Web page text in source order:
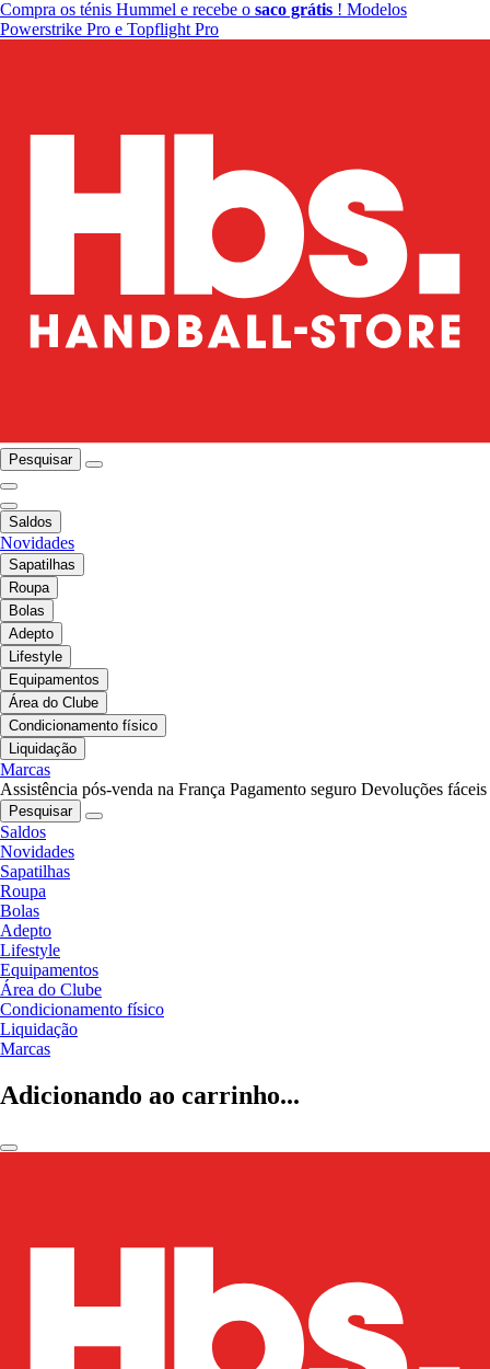
Compra os ténis Hummel e recebe o saco grátis ! Modelos
Powerstrike Pro e Topflight Pro
Pesquisar
Saldos
Novidades
Sapatilhas
Roupa
Bolas
Adepto
Lifestyle
Equipamentos
Área do Clube
Condicionamento físico
Liquidação
Marcas
Assistência pós-venda na França Pagamento seguro Devoluções fáceis
Pesquisar
Saldos
Novidades
Sapatilhas
Roupa
Bolas
Adepto
Lifestyle
Equipamentos
Área do Clube
Condicionamento físico
Liquidação
Marcas
Adicionando ao carrinho...